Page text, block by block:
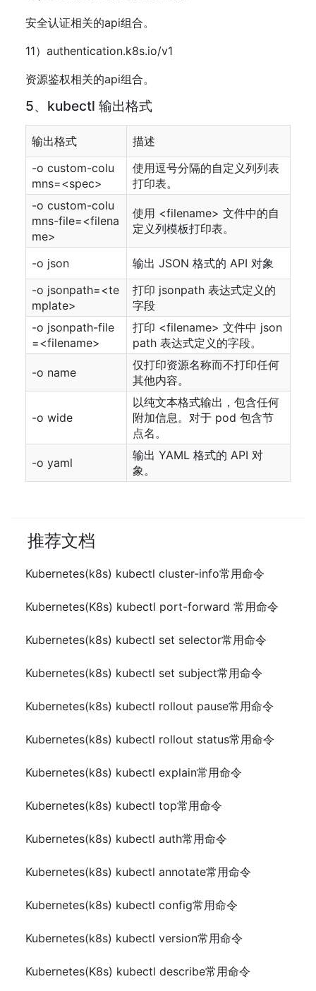
安全认证相关的api组合。
11）authentication.k8s.io/v1
资源鉴权相关的api组合。
5、kubectl 输出格式
输出格式
描述
-o custom-colu
mns=<spec>
使用逗号分隔的自定义列列表
打印表。
-o custom-colu
mns-file=<filena
me>
使用 <filename> 文件中的自
定义列模板打印表。
-o json
输出 JSON 格式的 API 对象
-o jsonpath=<te
mplate>
打印 jsonpath 表达式定义的
字段
-o jsonpath-file
=<filename>
打印 <filename> 文件中 json
path 表达式定义的字段。
-o name
仅打印资源名称而不打印任何
其他内容。
-o wide
以纯文本格式输出，包含任何
附加信息。对于 pod 包含节
点名。
-o yaml
输出 YAML 格式的 API 对
象。
推荐文档
Kubernetes(k8s) kubectl cluster-info常用命令
Kubernetes(K8s) kubectl port-forward 常用命令
Kubernetes(k8s) kubectl set selector常用命令
Kubernetes(k8s) kubectl set subject常用命令
Kubernetes(k8s) kubectl rollout pause常用命令
Kubernetes(k8s) kubectl rollout status常用命令
Kubernetes(k8s) kubectl explain常用命令
Kubernetes(k8s) kubectl top常用命令
Kubernetes(k8s) kubectl auth常用命令
Kubernetes(k8s) kubectl annotate常用命令
Kubernetes(k8s) kubectl config常用命令
Kubernetes(k8s) kubectl version常用命令
Kubernetes(K8s) kubectl describe常用命令